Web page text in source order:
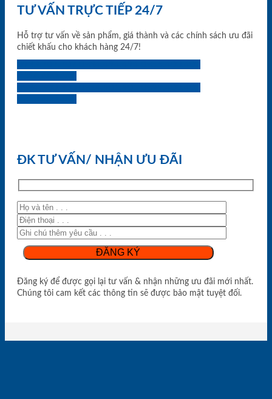
TƯ VẤN TRỰC TIẾP 24/7
Hỗ trợ tư vấn về sản phẩm, giá thành và các chính sách ưu đãi
chiết khấu cho khách hàng 24/7!
ĐK TƯ VẤN/ NHẬN ƯU ĐÃI
Đăng ký để được gọi lại tư vấn & nhận những ưu đãi mới nhất.
Chúng tôi cam kết các thông tin sẽ được bảo mật tuyệt đối.